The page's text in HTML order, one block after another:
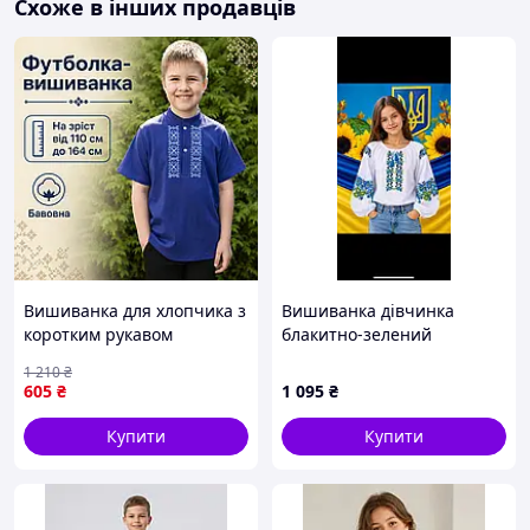
продаютьсявід виробника. Тому торгівля відбувається як
районах Карпат. Користуються популярністю на
Сорочинському ярмарку.
Дитячі розміри
Схоже в інших продавців
Вишиванка для хлопчика з
коротким рукавом
вишиванки дитячі в садок
школу
605 ₴
1 210₴
Купити
Вишиванка дівчинка
блакитно-зелений
р.152-170 2026
1 095 ₴
Купити